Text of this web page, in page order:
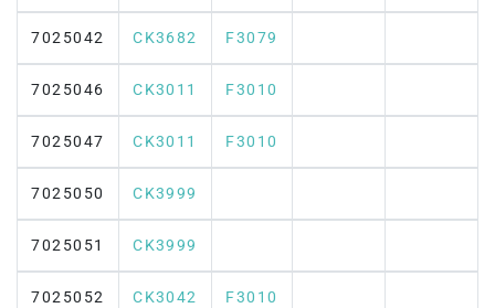
7025042 CK3682 F3079
7025046 CK3011 F3010
7025047 CK3011 F3010
7025050 CK3999
7025051 CK3999
7025052 CK3042 F3010